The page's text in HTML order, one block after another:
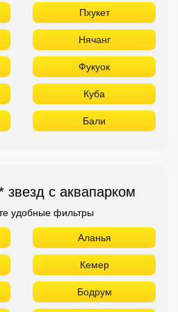
Пхукет
Нячанг
Фукуок
Куба
Бали
с аквапарком
удобные фильтры
Аланья
Кемер
Бодрум